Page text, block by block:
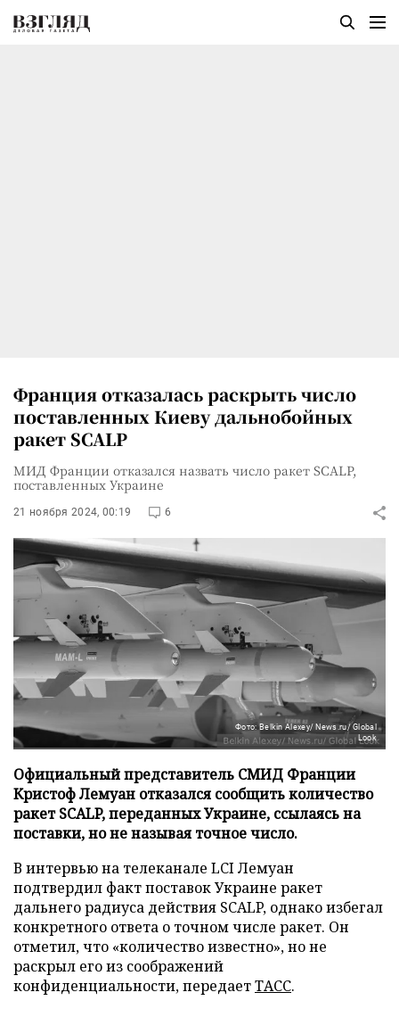
Франция отказалась раскрыть число
поставленных Киеву дальнобойных
ракет SCALP
МИД Франции отказался назвать число ракет SCALP,
поставленных Украине
21 ноября 2024, 00:19 6
Фото: Belkin Alexey/ News.ru/ Global
Look
Официальный представитель СМИД Франции
Кристоф Лемуан отказался сообщить количество
ракет SCALP, переданных Украине, ссылаясь на
поставки, но не называя точное число.
В интервью на телеканале LCI Лемуан
подтвердил факт поставок Украине ракет
дальнего радиуса действия SCALP, однако избегал
конкретного ответа о точном числе ракет. Он
отметил, что «количество известно», но не
раскрыл его из соображений
конфиденциальности, передаетТАСС.